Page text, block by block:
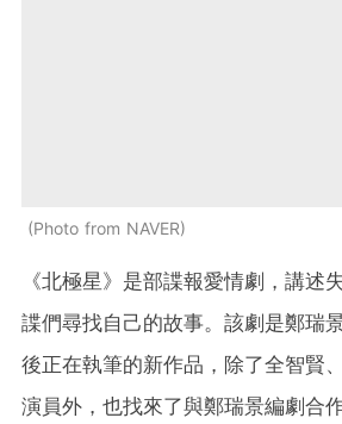
Photo from NAVER
《北極星》是部諜報愛情劇，講述
諜們尋找自己的故事。該劇是鄭瑞
後正在執筆的新作品，除了全智賢
演員外，也找來了與鄭瑞景編劇合